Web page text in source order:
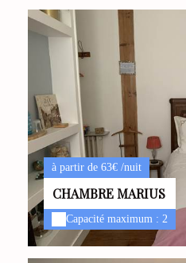
à partir de 63€ /nuit
CHAMBRE MARIUS
Capacité maximum : 2